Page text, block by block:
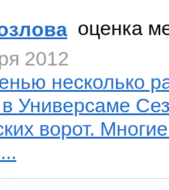
оценка
2012
несколько
в Универсаме
ворот.